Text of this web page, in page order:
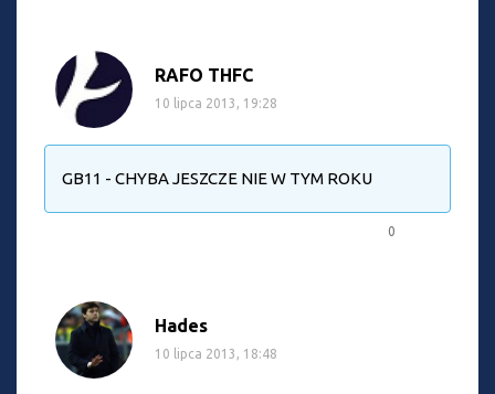
RAFO THFC
10 lipca 2013, 19:28
GB11 - CHYBA JESZCZE NIE W TYM ROKU
0
Hades
10 lipca 2013, 18:48